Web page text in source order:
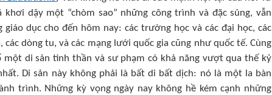
dậy một “chòm sao” những công trình và đặc sủng, vẫn
dục cho đến hôm nay: các trường học và các đại học, các
dòng tu, và các mạng lưới quốc gia cũng như quốc tế. Cùng
một di sản tinh thần và sư phạm có khả năng vượt qua thế kỷ
Di sản này không phải là bất di bất dịch: nó là một la bàn
trình. Những kỳ vọng ngày nay không hề kém cạnh những